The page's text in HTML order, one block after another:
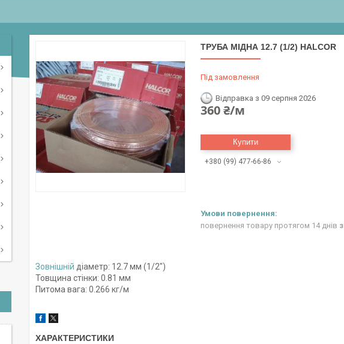
ТРУБА МІДНА 12.7 (1/2) HALCOR
Під замовлення
Відправка з 09 серпня 2026
360 ₴/м
Купити
+380 (99) 477-66-86
повернення товару протягом 14 днів
Зовнішній діаметр: 12.7 мм (1/2")
Товщина стінки: 0.81 мм
Питома вага: 0.266 кг/м
ХАРАКТЕРИСТИКИ